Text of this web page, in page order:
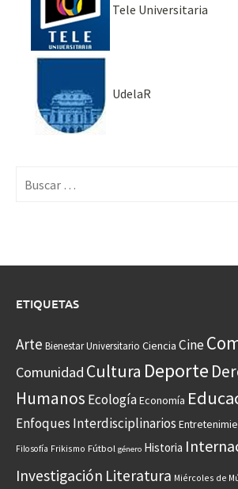
Tele Universitaria
UdelaR
ETIQUETAS
Arte Bienestar Universitario Ciencia Cine
Comunidad Cultura Deporte
Humanos EcologíaEconomía
Enfoques Interdisciplinarios
Filosofía Frikismo Fútbol género Historia
Investigación Literatura Miércoles de